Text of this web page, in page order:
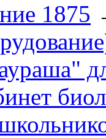
1875